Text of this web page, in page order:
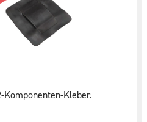
Kleber.